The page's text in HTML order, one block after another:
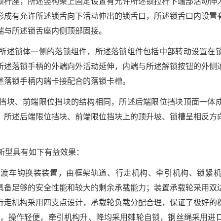
成有允许所述锁舌向下活动伸出的锁舌口，所述锁舌口内设置
所述锁舌座内侧顶部固接。
述锁体一侧的落锁组件，所述落锁组件包括中部转动设置在
述落锁手柄的外端向外活动延伸，内端与所述解锁按钮的外侧
锁手柄内端卡接配合的落锁卡槽。
块、前端限位挡块的结构相同，所述后端限位挡块顶面一体
所述后端限位挡块、前端限位挡块上的顶升坡、锁槽呈相反方
具有如下有益效果：
车钩换装装置，由框架轨道、行走机构、牵引机构、锁紧
备足够的安全性能和较大的剩余承载能力；装置承载轮采用双
走机构采用四支点设计，承载轮负载分配合理，保证了极好的
操作轻便，牵引机构升、降均采用棘轮自锁，钢丝绳采用进